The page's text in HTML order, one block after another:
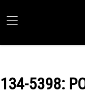
134-5398: